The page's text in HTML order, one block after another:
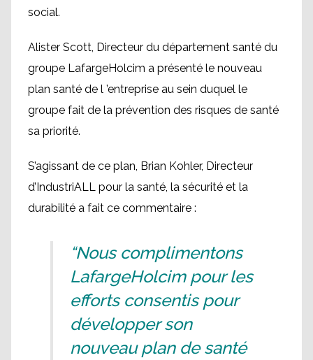
social.
Alister Scott, Directeur du département santé du
groupe LafargeHolcim a présenté le nouveau
plan santé de l ’entreprise au sein duquel le
groupe fait de la prévention des risques de santé
sa priorité.
S’agissant de ce plan, Brian Kohler, Directeur
d’IndustriALL pour la santé, la sécurité et la
durabilité a fait ce commentaire :
“Nous complimentons
LafargeHolcim pour les
efforts consentis pour
développer son
nouveau plan de santé